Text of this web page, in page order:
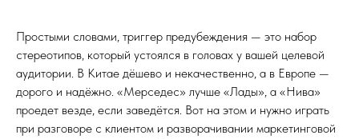
Простыми словами, триггер предубеждения — это набор
стереотипов, который устоялся в головах у вашей целевой
аудитории. В Китае дёшево и некачественно, а в Европе —
дорого и надёжно. «Мерседес» лучше «Лады», а «Нива»
проедет везде, если заведётся. Вот на этом и нужно играть
при разговоре с клиентом и разворачивании маркетинговой